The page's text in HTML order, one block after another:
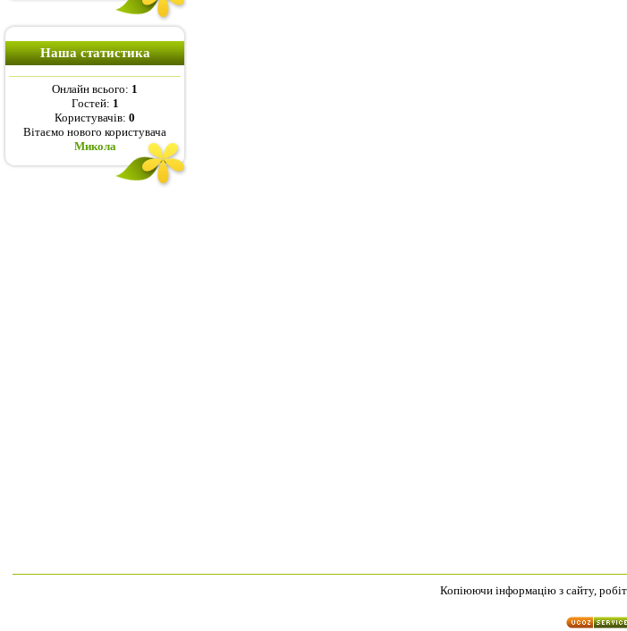
Наша статистика
Онлайн всього: 1
Гостей: 1
Користувачів: 0
Вітаємо нового користувача
Микола
Копіюючи інформацію з сайту,